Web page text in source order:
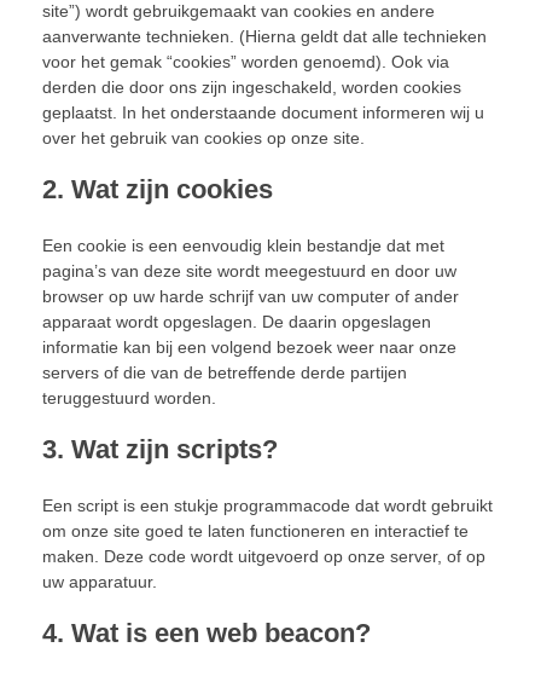
site”) wordt gebruikgemaakt van cookies en andere
aanverwante technieken. (Hierna geldt dat alle technieken
voor het gemak “cookies” worden genoemd). Ook via
derden die door ons zijn ingeschakeld, worden cookies
geplaatst. In het onderstaande document informeren wij u
over het gebruik van cookies op onze site.
2. Wat zijn cookies
Een cookie is een eenvoudig klein bestandje dat met
pagina’s van deze site wordt meegestuurd en door uw
browser op uw harde schrijf van uw computer of ander
apparaat wordt opgeslagen. De daarin opgeslagen
informatie kan bij een volgend bezoek weer naar onze
servers of die van de betreffende derde partijen
teruggestuurd worden.
3. Wat zijn scripts?
Een script is een stukje programmacode dat wordt gebruikt
om onze site goed te laten functioneren en interactief te
maken. Deze code wordt uitgevoerd op onze server, of op
uw apparatuur.
4. Wat is een web beacon?